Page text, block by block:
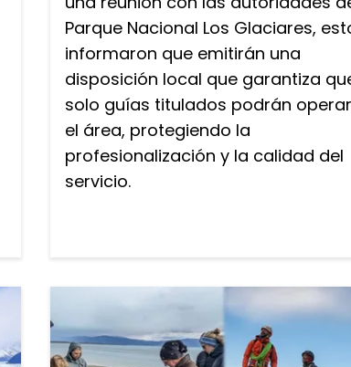
Parque Nacional Los Glaciares,
informaron que emitirán una
disposición local que garantiza
solo guías titulados podrán
el área, protegiendo la
profesionalización y la calidad del
servicio.